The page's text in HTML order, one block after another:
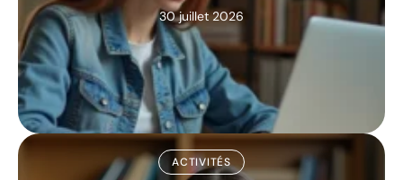
30 juillet 2026
ACTIVITÉS